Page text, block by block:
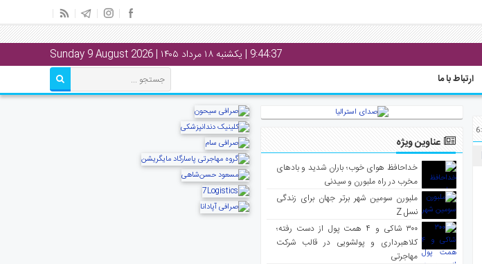
9:44:38 | یکشنبه ۱۸ مرداد ۱۴۰۵ | Sunday 9 August 2026
ارتباط با ما
عناوین ویژه
خداحافظ هوای خوب؛ باران شدید و بادهای
مخرب در راه ملبورن و سیدنی
ملبورن سومین شهر برتر جهان برای زندگی
نسل Z
۳۰۰ شاکی و ۴ همت پول از دست رفته؛
کلاهبرداری و پولشویی در قالب شرکت
مهاجرتی